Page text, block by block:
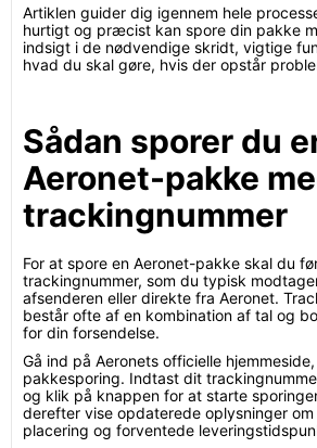
Artiklen guider dig igennem hele
hurtigt og præcist kan spore din pakke
indsigt i de nødvendige skridt, vigtige
hvad du skal gøre, hvis der opstår
Sådan sporer du
Aeronet-pakke
trackingnummer
For at spore en Aeronet-pakke skal du
trackingnummer, som du typisk
afsenderen eller direkte fra Aeronet.
består ofte af en kombination af tal og
for din forsendelse.
Gå ind på Aeronets officielle
pakkesporing. Indtast dit
og klik på knappen for at starte
derefter vise opdaterede oplysninger
placering og forventede